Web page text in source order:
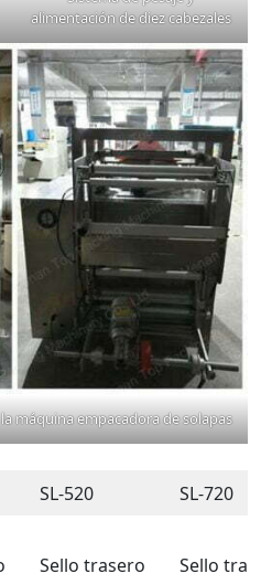
alimentación de diez cabezales
máquina empacadora de solapas
SL-520
SL-720
Sello trasero Sello